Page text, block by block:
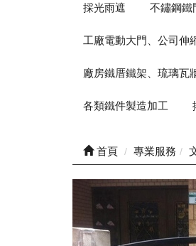
採光雨遮 不鏽鋼鐵
工廠電動大門、公司伸
廠房鐵厝鐵架、琉璃瓦
各類鐵件製造加工
首頁 專業服務